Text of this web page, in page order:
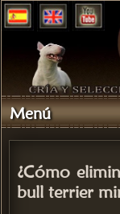
Menú
¿Cómo
bull terrier